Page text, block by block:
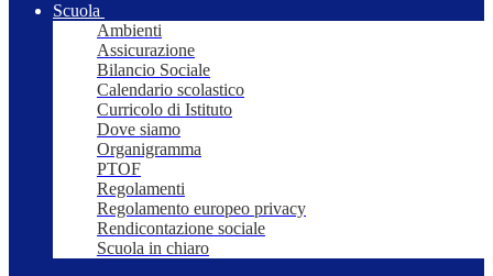
Scuola
Ambienti
Assicurazione
Bilancio Sociale
Calendario scolastico
Curricolo di Istituto
Dove siamo
Organigramma
PTOF
Regolamenti
Regolamento europeo privacy
Rendicontazione sociale
Scuola in chiaro